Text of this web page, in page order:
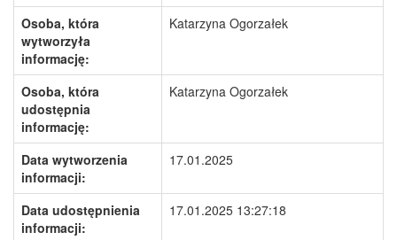
Osoba, która
wytworzyła
informację:
Katarzyna Ogorzałek
Osoba, która
udostępnia
informację:
Katarzyna Ogorzałek
Data wytworzenia
informacji:
17.01.2025
Data udostępnienia
informacji:
17.01.2025 13:27:18